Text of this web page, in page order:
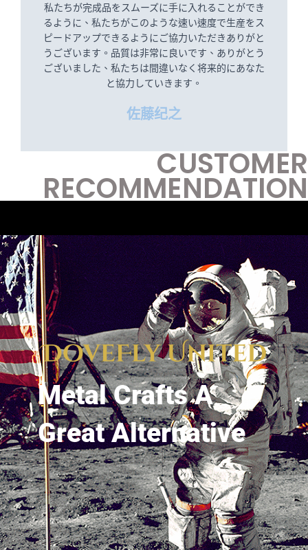
私たちが完成品をスムーズに手に入れることができ
るように、私たちがこのような速い速度で生産をス
ピードアップできるようにご協力いただきありがと
うございます。品質は非常に良いです、ありがとう
ございました、私たちは間違いなく将来的にあなた
と協力していきます。
佐藤纪之
CUSTOMER
RECOMMENDATION
Metal Crafts A
Great Alternative